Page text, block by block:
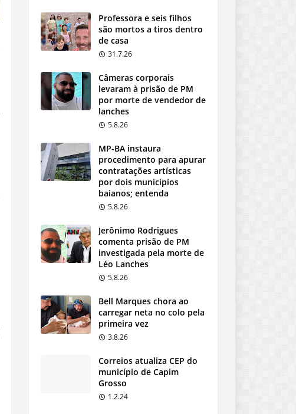
Professora e seis filhos
são mortos a tiros dentro
de casa
31.7.26
Câmeras corporais
levaram à prisão de PM
por morte de vendedor de
lanches
5.8.26
MP-BA instaura
procedimento para apurar
contratações artísticas
por dois municípios
baianos; entenda
5.8.26
Jerônimo Rodrigues
comenta prisão de PM
investigada pela morte de
Léo Lanches
5.8.26
Bell Marques chora ao
carregar neta no colo pela
primeira vez
3.8.26
Correios atualiza CEP do
município de Capim
Grosso
1.2.24